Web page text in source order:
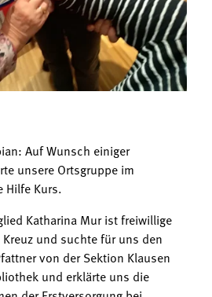
Auf Wunsch einiger
unsere Ortsgruppe im
Hilfe Kurs.
Katharina Mur ist freiwillige
und suchte für uns den
von der Sektion Klausen
und erklärte uns die